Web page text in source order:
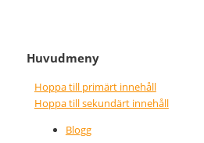
Nice wins nothing
faster
Huvudmeny
Hoppa till primärt innehåll
Hoppa till sekundärt innehåll
Blogg